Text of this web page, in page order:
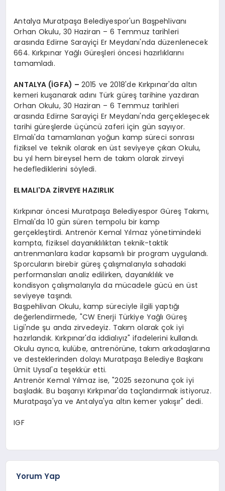
Antalya Muratpaşa Belediyespor'un Başpehlivanı
Orhan Okulu, 30 Haziran – 6 Temmuz tarihleri
arasında Edirne Sarayiçi Er Meydanı'nda düzenlenecek
664. Kırkpınar Yağlı Güreşleri öncesi hazırlıklarını
tamamladı.
ANTALYA (İGFA) –2015 ve 2018'de Kırkpınar'da altın
kemeri kuşanarak adını Türk güreş tarihine yazdıran
Orhan Okulu, 30 Haziran – 6 Temmuz tarihleri
arasında Edirne Sarayiçi Er Meydanı'nda gerçekleşecek
tarihi güreşlerde üçüncü zaferi için gün sayıyor.
Elmalı'da tamamlanan yoğun kamp süreci sonrası
fiziksel ve teknik olarak en üst seviyeye çıkan Okulu,
bu yıl hem bireysel hem de takım olarak zirveyi
hedeflediklerini söyledi.
ELMALI'DA ZİRVEYE HAZIRLIK
Kırkpınar öncesi Muratpaşa Belediyespor Güreş Takımı,
Elmalı'da 10 gün süren tempolu bir kamp
gerçekleştirdi. Antrenör Kemal Yılmaz yönetimindeki
kampta, fiziksel dayanıklılıktan teknik-taktik
antrenmanlara kadar kapsamlı bir program uygulandı.
Sporcuların birebir güreş çalışmalarıyla sahadaki
performansları analiz edilirken, dayanıklılık ve
kondisyon çalışmalarıyla da mücadele gücü en üst
seviyeye taşındı.
Başpehlivan Okulu, kamp süreciyle ilgili yaptığı
değerlendirmede, "CW Enerji Türkiye Yağlı Güreş
Ligi'nde şu anda zirvedeyiz. Takım olarak çok iyi
hazırlandık. Kırkpınar'da iddialıyız" ifadelerini kullandı.
Okulu ayrıca, kulübe, antrenörüne, takım arkadaşlarına
ve desteklerinden dolayı Muratpaşa Belediye Başkanı
Ümit Uysal'a teşekkür etti.
Antrenör Kemal Yılmaz ise, "2025 sezonuna çok iyi
başladık. Bu başarıyı Kırkpınar'da taçlandırmak istiyoruz.
Muratpaşa'ya ve Antalya'ya altın kemer yakışır" dedi.
IGF
Yorum Yap